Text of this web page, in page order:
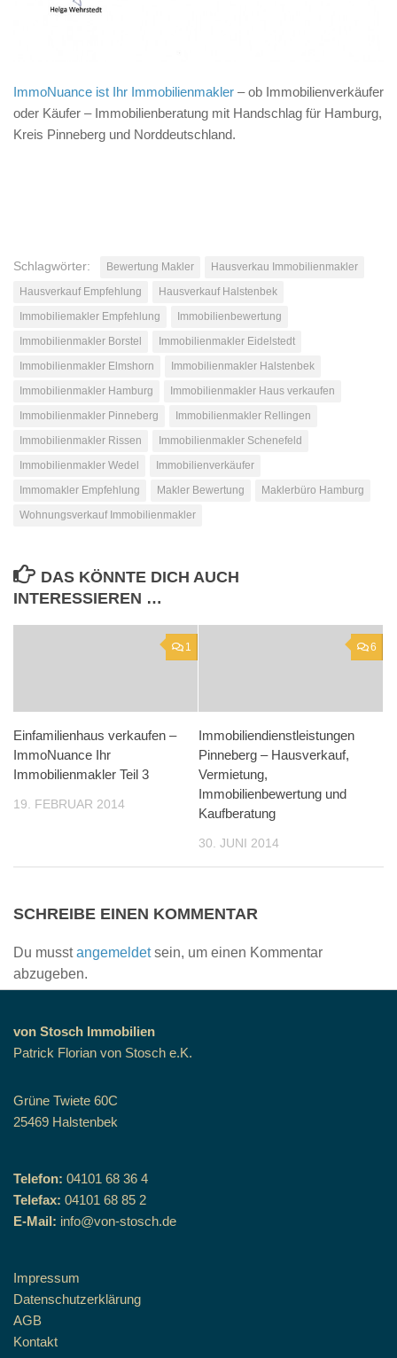
ImmoNuance ist Ihr Immobilienmakler – ob Immobilienverkäufer
oder Käufer – Immobilienberatung mit Handschlag für Hamburg,
Kreis Pinneberg und Norddeutschland.
Schlagwörter: Bewertung Makler
Hausverkau Immobilienmakler
Hausverkauf Empfehlung
Hausverkauf Halstenbek
Immobiliemakler Empfehlung
Immobilienbewertung
Immobilienmakler Borstel
Immobilienmakler Eidelstedt
Immobilienmakler Elmshorn
Immobilienmakler Halstenbek
Immobilienmakler Hamburg
Immobilienmakler Haus verkaufen
Immobilienmakler Pinneberg
Immobilienmakler Rellingen
Immobilienmakler Rissen
Immobilienmakler Schenefeld
Immobilienmakler Wedel
Immobilienverkäufer
Immomakler Empfehlung
Makler Bewertung
Maklerbüro Hamburg
Wohnungsverkauf Immobilienmakler
DAS KÖNNTE DICH AUCH
INTERESSIEREN …
1
Einfamilienhaus verkaufen –
ImmoNuance Ihr
Immobilienmakler Teil 3
19. FEBRUAR 2014
6
Immobiliendienstleistungen
Pinneberg – Hausverkauf,
Vermietung,
Immobilienbewertung und
Kaufberatung
30. JUNI 2014
SCHREIBE EINEN KOMMENTAR
Du musstangemeldetsein, um einen Kommentar
abzugeben.
von Stosch Immobilien
Patrick Florian von Stosch e.K.
Grüne Twiete 60C
25469 Halstenbek
Telefon: 04101 68 36 4
Telefax: 04101 68 85 2
E-Mail: info@von-stosch.de
Impressum
Datenschutzerklärung
AGB
Kontakt